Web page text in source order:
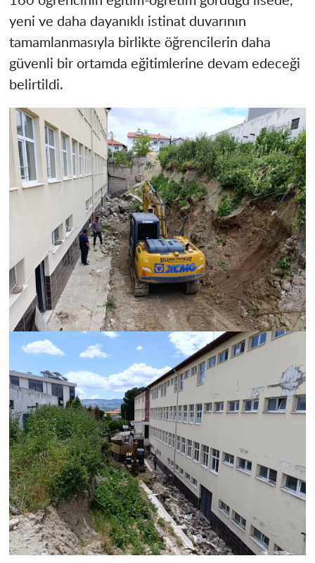
yeni ve daha dayanıklı istinat duvarının
tamamlanmasıyla birlikte öğrencilerin daha
güvenli bir ortamda eğitimlerine devam edeceği
belirtildi.